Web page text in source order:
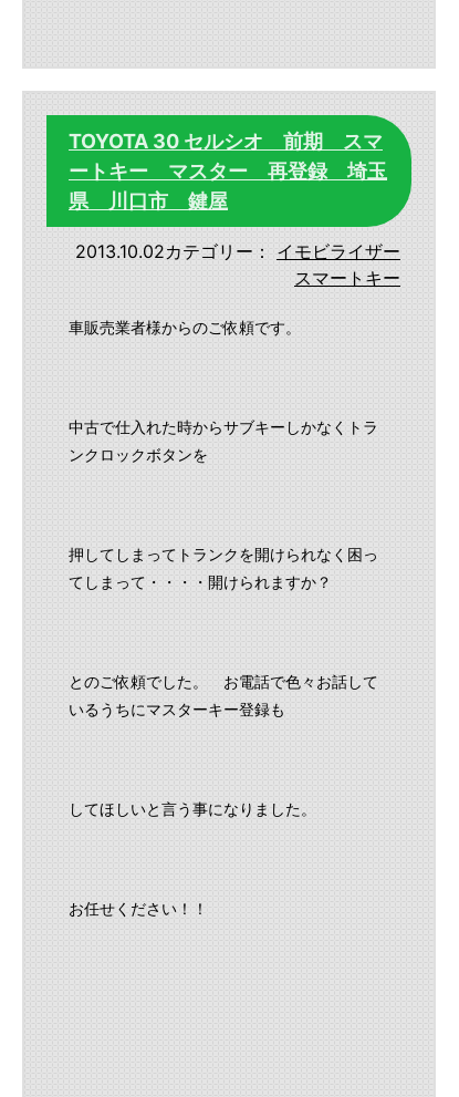
TOYOTA 30 セルシオ 前期 スマ
ートキー マスター 再登録 埼玉
県 川口市 鍵屋
2013.10.02カテゴリー：
イモビライザー
スマートキー
車販売業者様からのご依頼です。
中古で仕入れた時からサブキーしかなくトラ
ンクロックボタンを
押してしまってトランクを開けられなく困っ
てしまって・・・・開けられますか？
とのご依頼でした。 お電話で色々お話して
いるうちにマスターキー登録も
してほしいと言う事になりました。
お任せください！！